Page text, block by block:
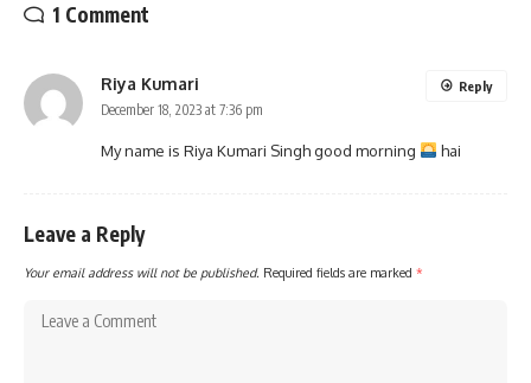
1 Comment
Riya Kumari
December 18, 2023 at 7:36 pm
My name is Riya Kumari Singh good morning hai
Reply
Leave a Reply
Your email address will not be published. Required fields are marked *